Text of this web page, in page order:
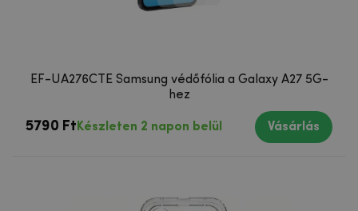
EF-UA276CTE Samsung védőfólia a Galaxy A27 5G-
hez
5790 Ft Készleten 2 napon belül Vásárlás